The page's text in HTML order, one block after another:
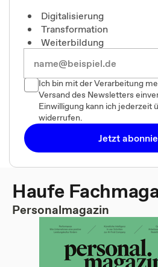
Digitalisierung
Transformation
Weiterbildung
Ich bin mit der Verarbeitung
Versand des Newsletters
Einwilligung kann ich jederzeit
widerrufen.
Jetzt
Haufe
Personalmagazin